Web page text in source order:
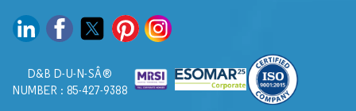
D&B D-U-N-SÂ®
NUMBER : 85-427-9388